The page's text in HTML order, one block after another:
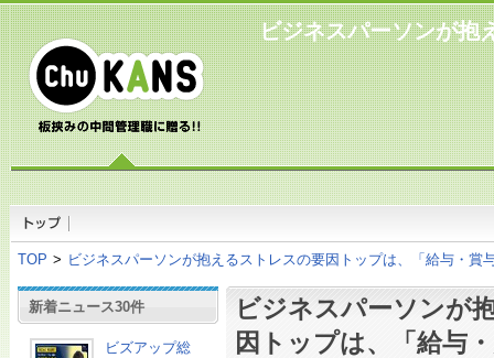
ビジネスパーソンが抱
TOP > ビジネスパーソンが抱えるストレスの要因トップは、「給与・
新着ニュース30件
ビズアップ総
ビジネスパーソンが
因トップは、「給与